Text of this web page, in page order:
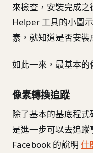
來檢查，安裝完成
Helper 工具的小圖
素，就知道是否安裝
如此一來，最基本的
像素轉換追蹤
除了基本的基底程
是進一步可以去追
Facebook 的說明 什